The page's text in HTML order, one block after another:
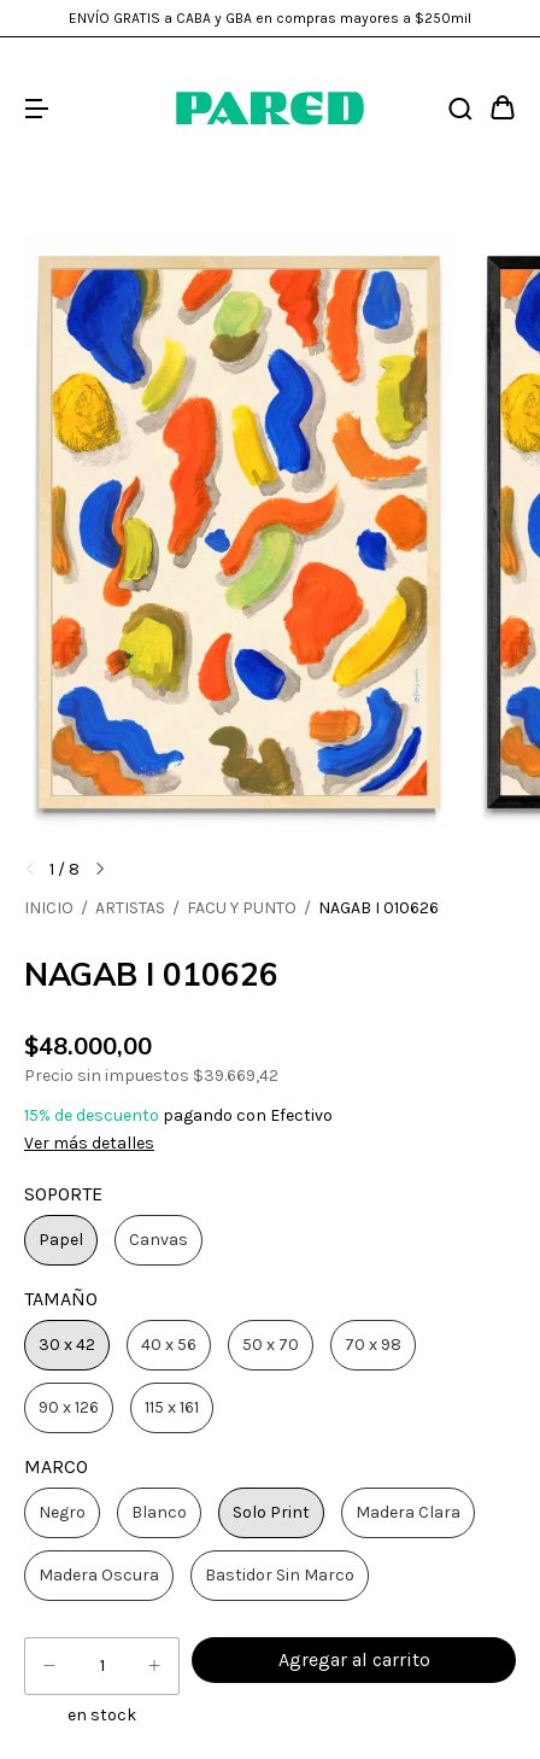
ENVÍO GRATIS a CABA y GBA en compras mayores a $250mil
1 /8
INICIO / ARTISTAS / FACU Y PUNTO / NAGAB I 010626
NAGAB I 010626
$48.000,00
Precio sin impuestos $39.669,42
15% de descuento pagando con Efectivo
Ver más detalles
SOPORTE
Papel Canvas
TAMAÑO
30 x 42 40 x 56 50 x 70 70 x 98
90 x 126 115 x 161
MARCO
Negro Blanco Solo Print Madera Clara
Madera Oscura Bastidor Sin Marco
en stock